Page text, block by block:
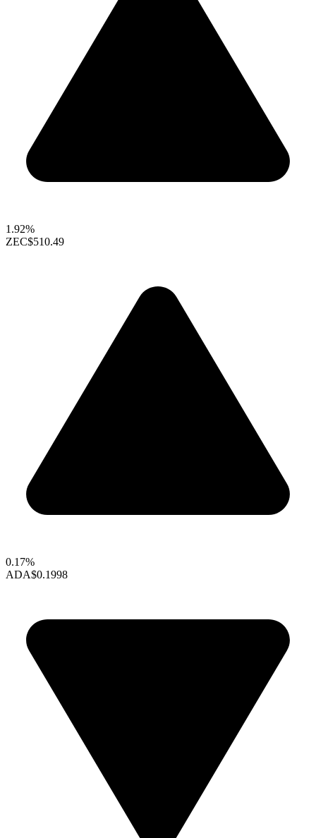
1.92%
ZEC$510.49
0.17%
ADA$0.1998